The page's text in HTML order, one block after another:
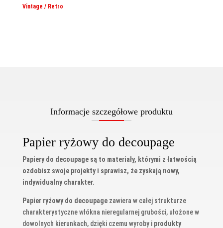
Vintage / Retro
Informacje szczegółowe produktu
Papier ryżowy do decoupage
Papiery do decoupage są to materiały, którymi z łatwością
ozdobisz swoje projekty i sprawisz, że zyskają nowy,
indywidualny charakter.
Papier ryżowy do decoupage zawiera w całej strukturze
charakterystyczne włókna nieregularnej grubości, ułożone w
dowolnych kierunkach, dzięki czemu wyroby iprodukty